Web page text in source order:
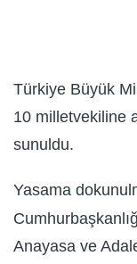
Türkiye Büyük
10 milletvekiline
sunuldu.
Yasama
Anayasa ve